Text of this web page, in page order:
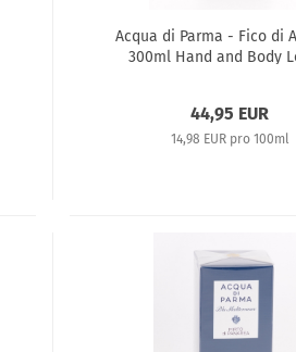
Acqua di Parma - Fico di
300ml Hand and Body
44,95 EUR
14,98 EUR pro 100ml